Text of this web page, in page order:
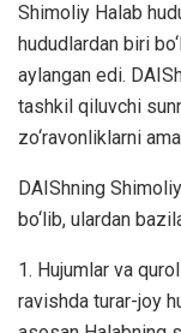
Shimоliy Halab
hududlardan biri
aylаngаn edi.
tashkil qiluvchi
zo‘ravоnliklаrni
DАIShning
bo‘lib, ulardan
1. Hujumlar vа
ravishda turar-joy